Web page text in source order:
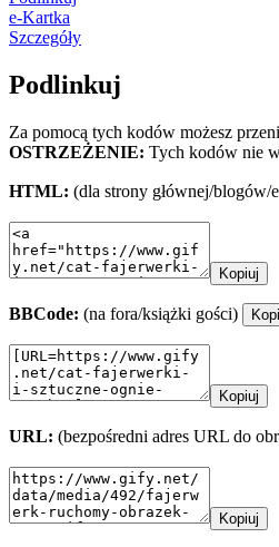
e-Kartka
Szczegóły
Podlinkuj
Za pomocą tych kodów możesz
OSTRZEŻENIE: Tych kodów nie
HTML: (dla strony głównej/blogów/
Kopiuj
BBCode: (na fora/książki gości)
Kopiuj
URL: (bezpośredni adres URL do
Kopiuj